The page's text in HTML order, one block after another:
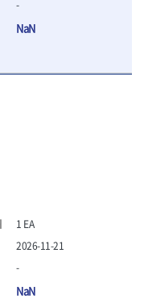
-
NaN
1 EA
2026-11-21
-
NaN